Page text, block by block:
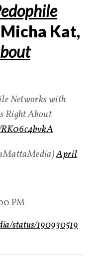
Kat,
Networks with
Right About
April
PM
status/190930519